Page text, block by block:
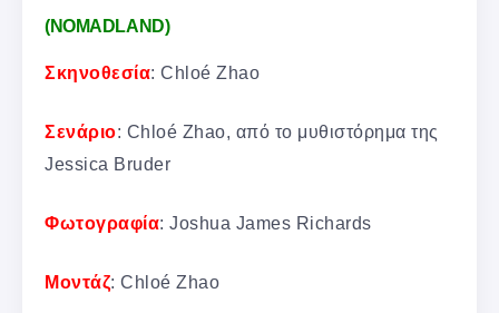
(NOMADLAND)
Σκηνοθεσία: Chloé Zhao
Σενάριο: Chloé Zhao, από το μυθιστόρημα της
Jessica Bruder
Φωτογραφία: Joshua James Richards
Μοντάζ: Chloé Zhao